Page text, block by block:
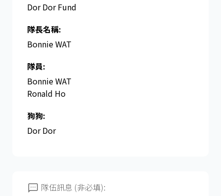
Dor Dor Fund
隊長名稱​:
Bonnie WAT
隊員:
Bonnie WAT
Ronald Ho
狗狗:
Dor Dor
隊伍訊息 (非必填):